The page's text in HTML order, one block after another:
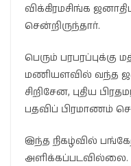
விக்கிரமசிங்க
சென்றிருந்தார்.
பெரும் பரபரப்புக்கு
மணியளவில் வந்த
சிறிசேன, புதிய
பதவிப் பிரமாணம்
இந்த நிகழ்வில்
அளிக்கப்படவில்லை.